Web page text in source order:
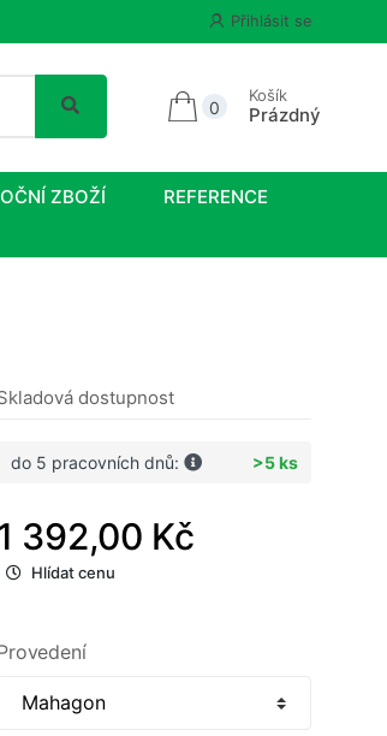
Přihlásit se
0
Košík
Prázdný
ZBOŽÍ
REFERENCE
dostupnost
do 5 pracovních dnů: >5 ks
392,00 Kč
Hlídat cenu